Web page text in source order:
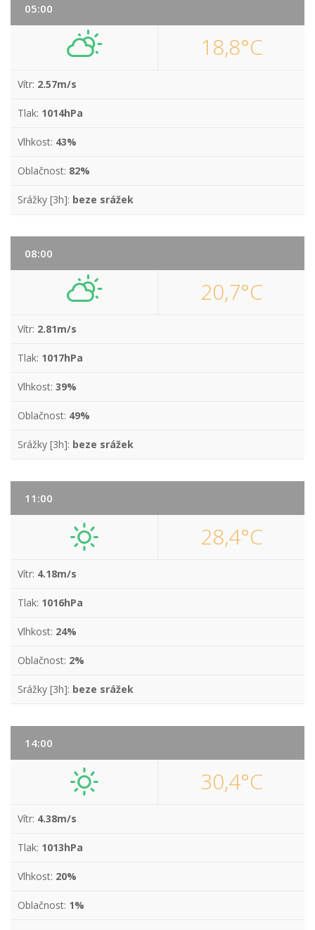
05:00
18,8°C
Vítr: 2.57m/s
Tlak: 1014hPa
Vlhkost: 43%
Oblačnost: 82%
Srážky [3h]: beze srážek
08:00
20,7°C
Vítr: 2.81m/s
Tlak: 1017hPa
Vlhkost: 39%
Oblačnost: 49%
Srážky [3h]: beze srážek
11:00
28,4°C
Vítr: 4.18m/s
Tlak: 1016hPa
Vlhkost: 24%
Oblačnost: 2%
Srážky [3h]: beze srážek
14:00
30,4°C
Vítr: 4.38m/s
Tlak: 1013hPa
Vlhkost: 20%
Oblačnost: 1%